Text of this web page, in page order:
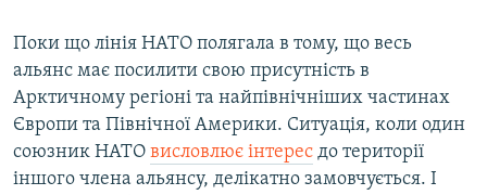
Поки що лінія НАТО полягала в тому, що весь
альянс має посилити свою присутність в
Арктичному регіоні та найпівнічніших частинах
Європи та Північної Америки. Ситуaція, коли один
союзник НАТО висловлює інтерес до території
іншого члена альянсу, делікaтно зaмовчується. І